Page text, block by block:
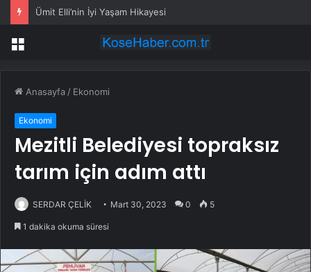
Ümit Elli’nin İyi Yaşam Hikayesi
Menü
Anasayfa / Ekonomi
Ekonomi
Mezitli Belediyesi topraksız
tarım için adım attı
SERDAR ÇELİK Mart 30, 2023 0 5
1 dakika okuma süresi